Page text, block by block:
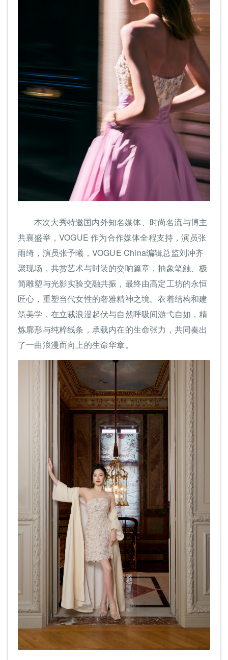
本次大秀特邀国内外知名媒体、时尚名流与博主
共襄盛举，VOGUE 作为合作媒体全程支持，演员张
雨绮，演员张予曦，VOGUE China编辑总监刘冲齐
聚现场，共赏艺术与时装的交响篇章，抽象笔触、极
简雕塑与光影实验交融共振，最终由高定工坊的永恒
匠心，重塑当代女性的奢雅精神之境。衣着结构和建
筑美学，在立裁浪漫起伏与自然呼吸间游弋自如，精
炼廓形与纯粹线条，承载内在的生命张力，共同奏出
了一曲浪漫而向上的生命华章。